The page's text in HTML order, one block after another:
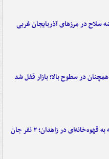
در سطوح بالا؛ بازار قفل شد
حمله مسلحانه به قهوه‌خانه‌ای در زاهدان؛ ۲ نفر جان